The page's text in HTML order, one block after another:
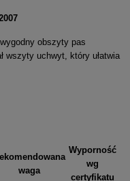
obszyty pas
wszyty uchwyt, który ułatwia
waga
Wyporność
wg
certyfikatu